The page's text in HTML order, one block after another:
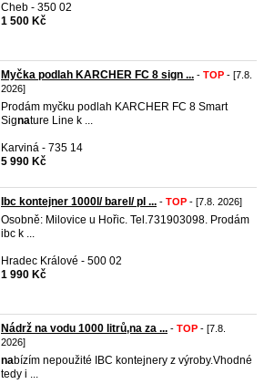
Cheb - 350 02
1 500 Kč
Myčka podlah KARCHER FC 8 sign ... - TOP - [7.8.
2026]
Prodám myčku podlah KARCHER FC 8 Smart
Signature Line k ...
Karviná - 735 14
5 990 Kč
Ibc kontejner 1000l/ barel/ pl ... - TOP - [7.8. 2026]
Osobně: Milovice u Hořic. Tel.731903098. Prodám
ibc k ...
Hradec Králové - 500 02
1 990 Kč
Nádrž na vodu 1000 litrů,na za ... - TOP - [7.8.
2026]
nabízím nepoužité IBC kontejnery z výroby.Vhodné
tedy i ...